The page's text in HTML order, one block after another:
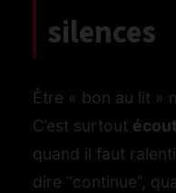
silences
Être « bon au lit »
C’est surtout
quand il faut
dire “continue”,